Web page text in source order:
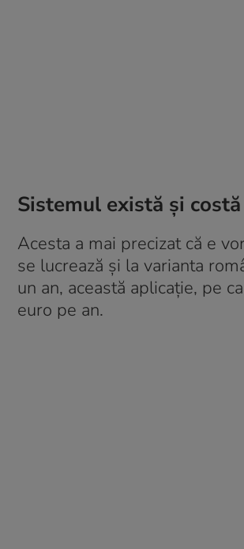
Sistemul există şi
Acesta a mai precizat că e
se lucrează şi la varianta
un an, această aplicaţie, pe
euro pe an.